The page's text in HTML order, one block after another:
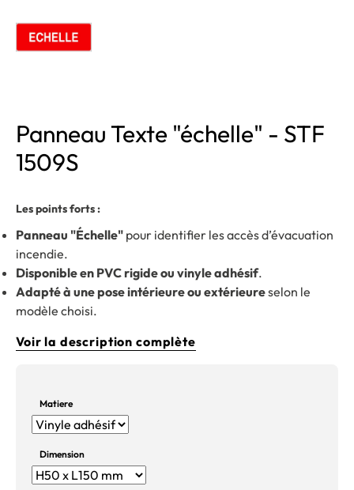
Panneau Texte "échelle" - STF
1509S
Les points forts :
Panneau "Échelle" pour identifier les accès d’évacuation
incendie.
Disponible en PVC rigide ou vinyle adhésif.
Adapté à une pose intérieure ou extérieureselon le
modèle choisi.
Voir la description complète
Matiere
Dimension